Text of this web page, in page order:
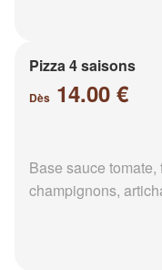
Pizza 4 saisons
Dès 14.00 €
Base sauce
champignons,